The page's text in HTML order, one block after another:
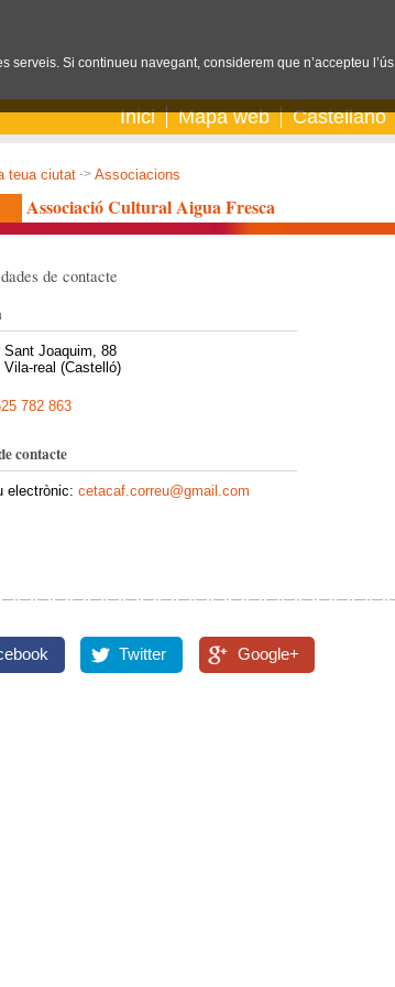
Inici Mapa web Castellano
teua ciutat -> Associacions
Associació Cultural Aigua Fresca
de contacte
Sant Joaquim, 88
Vila-real (Castelló)
782 863
contacte
electrònic: cetacaf.correu@gmail.com
Twitter Google+
Si continueu navegant, considerem que n’accepteu l’ús.